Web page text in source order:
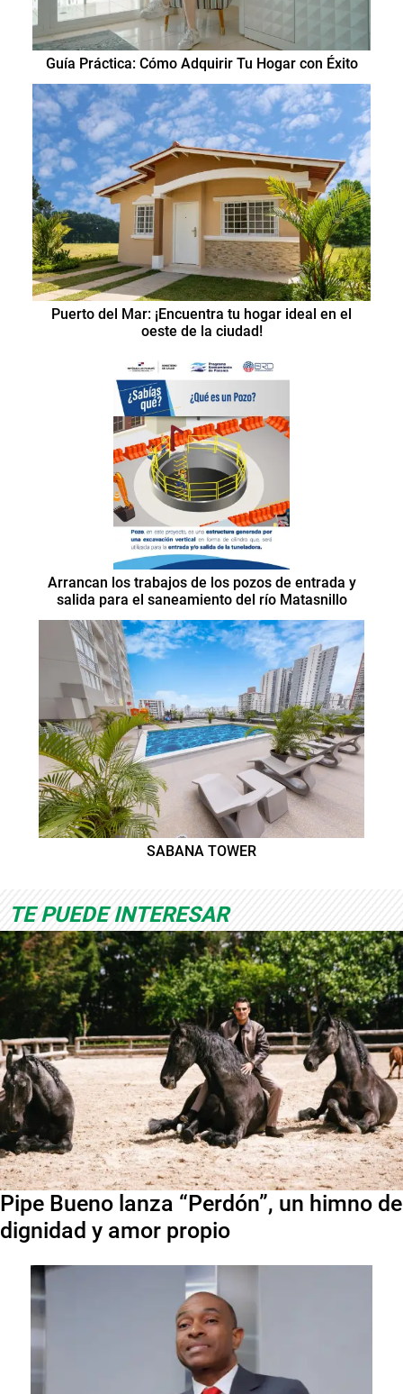
Guía Práctica: Cómo Adquirir Tu Hogar con Éxito
Puerto del Mar: ¡Encuentra tu hogar ideal en el
oeste de la ciudad!
Arrancan los trabajos de los pozos de entrada y
salida para el saneamiento del río Matasnillo
SABANA TOWER
TE PUEDE INTERESAR
Pipe Bueno lanza “Perdón”, un himno de
dignidad y amor propio